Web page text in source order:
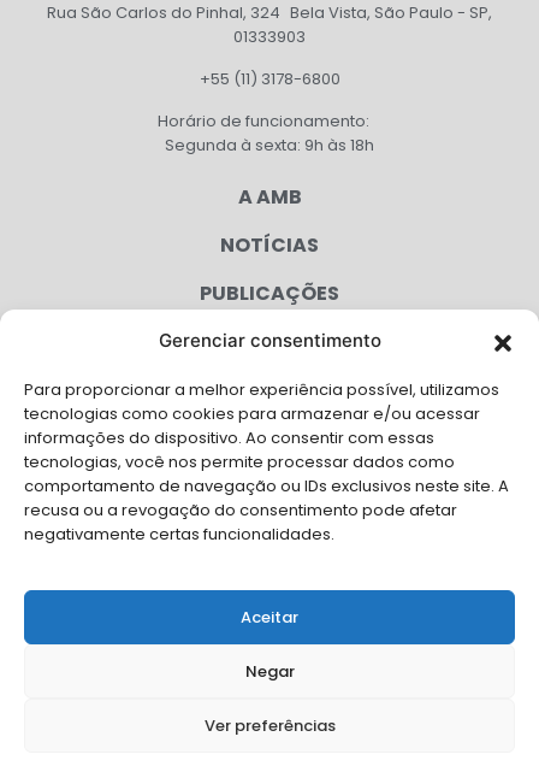
Gerenciar consentimento
Para proporcionar a melhor experiência possível, utilizamos
tecnologias como cookies para armazenar e/ou acessar
informações do dispositivo. Ao consentir com essas
tecnologias, você nos permite processar dados como
comportamento de navegação ou IDs exclusivos neste site. A
recusa ou a revogação do consentimento pode afetar
negativamente certas funcionalidades.
Aceitar
Negar
Ver preferências
Rua São Carlos do Pinhal, 324 Bela Vista, São Paulo - SP,
01333903
+55 (11) 3178-6800
Horário de funcionamento:
Segunda à sexta: 9h às 18h
A AMB
NOTÍCIAS
PUBLICAÇÕES
CONGRESSO
AGENDA
CAMPANHAS
SERVIÇOS
FILIADAS
FALE CONOSCO
Solicite Apoio Institucional da AMB para o seu evento